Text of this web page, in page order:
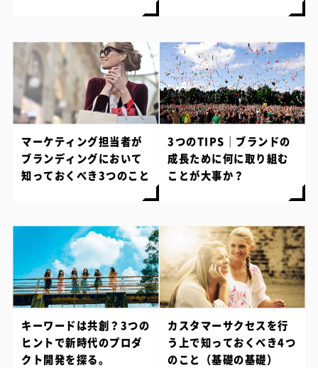
マーケティング担当者が
ブランディングにおいて
知っておくべき3つのこと
3つのTIPS｜ブランドの
成長ために何に取り組む
ことが大事か？
キーワードは共創？3つの
ヒントで新時代のプロダ
クト開発を探る。
カスタマーサクセスを行
う上で知っておくべき4つ
のこと（基礎の基礎）